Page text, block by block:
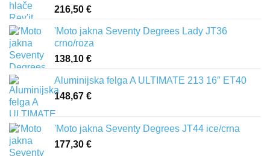
216,50 €
'Moto jakna Seventy Degrees Lady JT36
crno/roza
138,10 €
Aluminijska felga A ULTIMATE 213 16″ ET40
148,67 €
'Moto jakna Seventy Degrees JT44 ice/crna
177,30 €